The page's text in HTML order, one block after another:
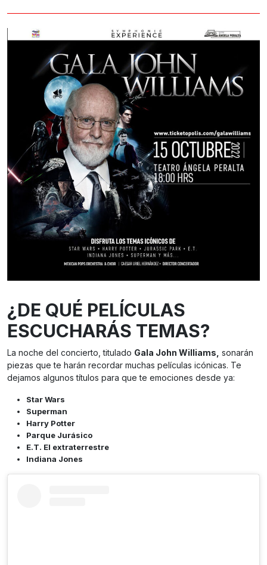
¿DE QUÉ PELÍCULAS
ESCUCHARÁS TEMAS?
La noche del concierto, titulado Gala John Williams, sonarán
piezas que te harán recordar muchas películas icónicas. Te
dejamos algunos títulos para que te emociones desde ya:
Star Wars
Superman
Harry Potter
Parque Jurásico
E.T. El extraterrestre
Indiana Jones